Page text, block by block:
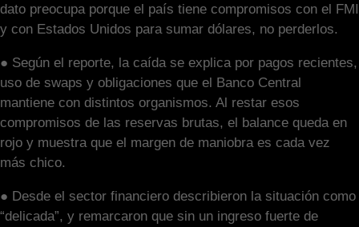
dato preocupa porque el país tiene compromisos con el FMI
y con Estados Unidos para sumar dólares, no perderlos.
● Según el reporte, la caída se explica por pagos recientes,
uso de swaps y obligaciones que el Banco Central
mantiene con distintos organismos. Al restar esos
compromisos de las reservas brutas, el balance queda en
rojo y muestra que el margen de maniobra es cada vez
más chico.
● Desde el sector financiero describieron la situación como
“delicada”, y remarcaron que sin un ingreso fuerte de